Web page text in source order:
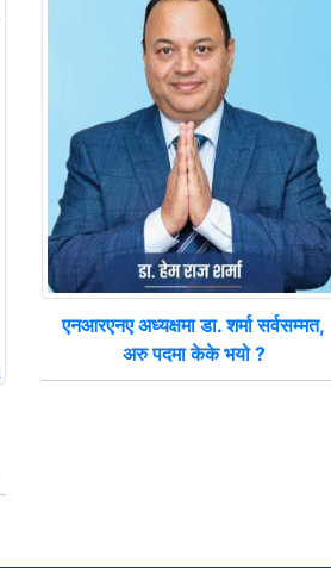
एनआरएनए अध्यक्षमा डा. शर्मा सर्वसम्मत,
अरु पदमा केके भयो ?